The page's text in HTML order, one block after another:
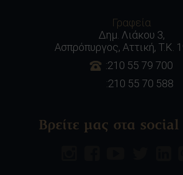
Γραφεία
Δημ. Λιάκου 3,
Ασπρόπυργος, Αττική, Τ.Κ.
:210 55 79 700
:210 55 70 588
Βρείτε μας στα